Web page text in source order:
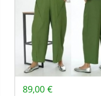
89,00 €